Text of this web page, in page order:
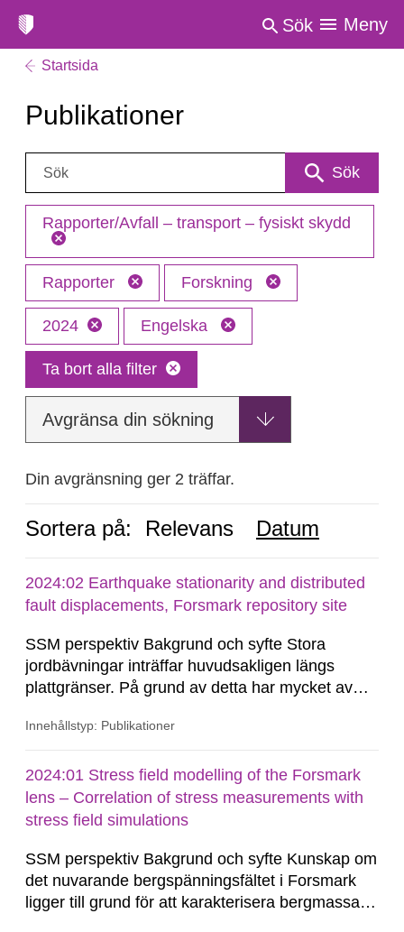
Sök Meny
Startsida
Publikationer
Sök: Sök
Rapporter/Avfall – transport – fysiskt skydd
Rapporter Forskning
2024 Engelska
Ta bort alla filter
Avgränsa din sökning
Din avgränsning ger 2 träffar.
Sortera på: Relevans Datum
2024:02 Earthquake stationarity and distributed
fault displacements, Forsmark repository site
SSM perspektiv Bakgrund och syfte Stora
jordbävningar inträffar huvudsakligen längs
plattgränser. På grund av detta har mycket av
Den allmänna bristen på seismicitet i stabila
har försvårat uppskattningar, såväl som
förståelsen,...
Innehållstyp: Publikationer
2024:01 Stress field modelling of the Forsmark
lens – Correlation of stress measurements with
stress field simulations
SSM perspektiv Bakgrund och syfte Kunskap om
det nuvarande bergspänningsfältet i Forsmark
ligger till grund för att karakterisera bergmassans